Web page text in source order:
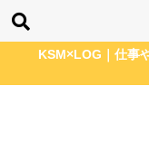
KSM×LOG｜仕事